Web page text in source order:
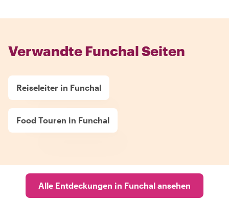
Verwandte Funchal Seiten
Reiseleiter in Funchal
Food Touren in Funchal
Alle Entdeckungen in Funchal ansehen